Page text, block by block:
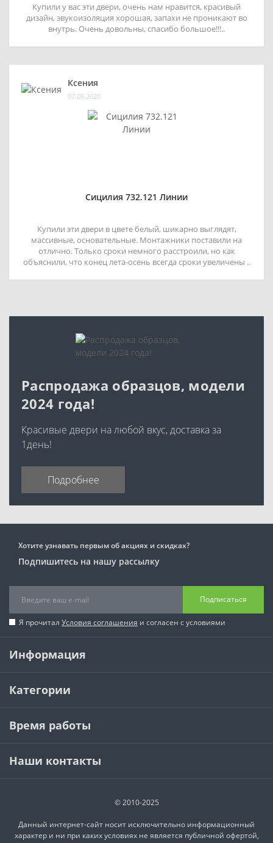
Купили у вас эти двери, очень нам нравится, красивый
дизайн, звукоизоляция хорошая, запахи не проникают во
внутрь. Очень довольны, спасибо большое!!!..
Ксения
07.09.2020
Сицилия 732.121 Линии
Купили эти двери в цвете белый, шикарно выглядят,
массивные, основательные. Монтажники поставили на
отлично. Только сроки немного расстроили, но как
объяснили, что конец лета-осень всегда сроки увеличены ..
Распродажа образцов, модели
2024 года!
Красивые двери на любой вкус, доставка за
1день!
Подробнее
Хотите узнавать первым об акциях и скидках?
Подпишитесь на нашу рассылку
Подписаться
Я прочитал Условия соглашения и согласен с условиями
Информация
Категории
Время работы
Наши контакты
© 2010-2025
Данный интернет-сайт носит исключительно информационный
характер и ни при каких условиях не является публичной офертой,